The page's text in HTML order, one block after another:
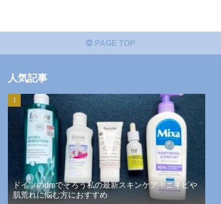
PAGE TOP
人気記事
ドイツのdmでそろう私の最新スキンケア！ニキビや
肌荒れに悩む方におすすめ